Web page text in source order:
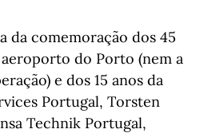
da comemoração dos 45
do Porto (nem a
e dos 15 anos da
Portugal, Torsten
Technik Portugal,